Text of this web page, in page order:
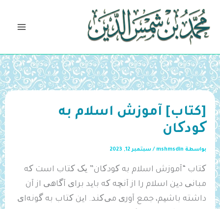
تخطي
المحتوى
[كتاب] آموزش اسلام به
کودکان
بواسطة mshmsdin
/سبتمبر 12, 2023
کتاب “آموزش اسلام به کودکان” یک کتاب است که
مبانی دین اسلام را از آنچه که باید برای آگاهی از آن
داشته باشیم، جمع آوری می‌کند. این کتاب به گونه‌ای